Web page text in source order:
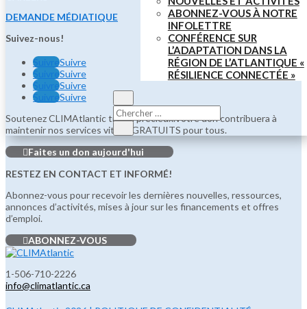
ABONNEZ-VOUS À NOTRE
INFOLETTRE
CONFÉRENCE SUR
L’ADAPTATION DANS LA
RÉGION DE L’ATLANTIQUE «
RÉSILIENCE CONNECTÉE »
DEMANDE MÉDIATIQUE
Suivez-nous!
SuivreSuivre
SuivreSuivre
SuivreSuivre
SuivreSuivre
Soutenez CLIMAtlantic travail précieux.Votre don contribuera à
maintenir nos services vitaux GRATUITS pour tous.
Faites un don aujourd'hui
RESTEZ EN CONTACT ET INFORMÉ!
Abonnez-vous pour recevoir les dernières nouvelles, ressources,
annonces d’activités, mises à jour sur les financements et offres
d’emploi.
ABONNEZ-VOUS
1-506-710-2226
info@climatlantic.ca